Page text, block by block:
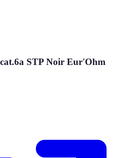
STP Noir Eur'Ohm